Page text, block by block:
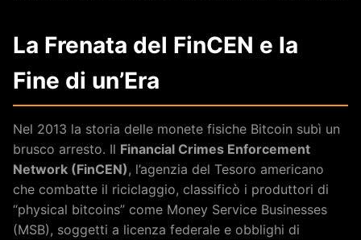
La Frenata del FinCEN e la
Fine di un’Era
Nel 2013 la storia delle monete fisiche Bitcoin subì un
brusco arresto. Il Financial Crimes Enforcement
Network (FinCEN), l’agenzia del Tesoro americano
che combatte il riciclaggio, classificò i produttori di
“physical bitcoins” come Money Service Businesses
(MSB), soggetti a licenza federale e obblighi di